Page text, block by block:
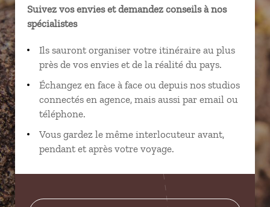
Suivez vos envies et demandez conseils à nos
spécialistes
Ils sauront organiser votre itinéraire au plus
près de vos envies et de la réalité du pays.
Échangez en face à face ou depuis nos studios
connectés en agence, mais aussi par email ou
téléphone.
Vous gardez le même interlocuteur avant,
pendant et après votre voyage.